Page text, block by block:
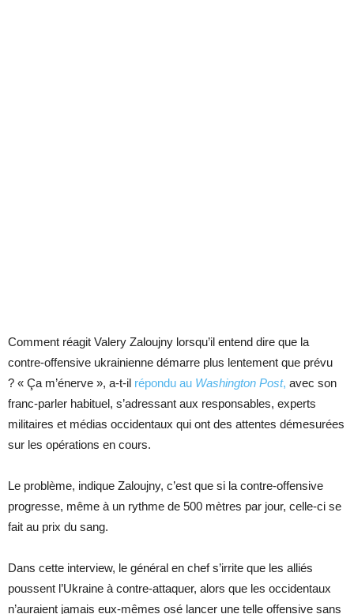
Comment réagit Valery Zaloujny lorsqu’il entend dire que la
contre-offensive ukrainienne démarre plus lentement que prévu
? « Ça m’énerve », a-t-il répondu au Washington Post, avec son
franc-parler habituel, s’adressant aux responsables, experts
militaires et médias occidentaux qui ont des attentes démesurées
sur les opérations en cours.
Le problème, indique Zaloujny, c’est que si la contre-offensive
progresse, même à un rythme de 500 mètres par jour, celle-ci se
fait au prix du sang.
Dans cette interview, le général en chef s’irrite que les alliés
poussent l’Ukraine à contre-attaquer, alors que les occidentaux
n’auraient jamais eux-mêmes osé lancer une telle offensive sans